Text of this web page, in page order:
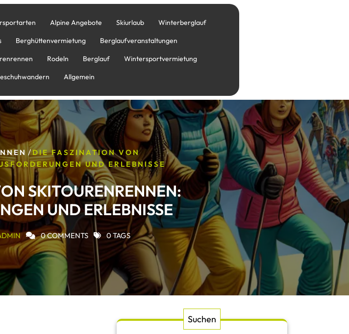
Alpine Angebote Skiurlaub Winterberglauf
Berghüttenvermietung Berglaufveranstaltungen
Rodeln Berglauf Wintersportvermietung
Allgemein
/DIE FASZINATION VON
UND ERLEBNISSE
SKITOURENRENNEN:
UND ERLEBNISSE
0 COMMENTS 0 TAGS
Suchen